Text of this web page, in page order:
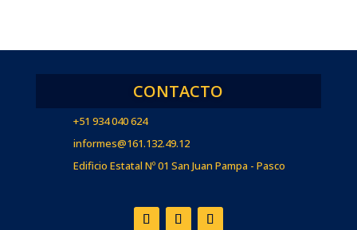
CONTACTO
+51 934 040 624
informes@161.132.49.12
Edificio Estatal Nº 01 San Juan Pampa - Pasco